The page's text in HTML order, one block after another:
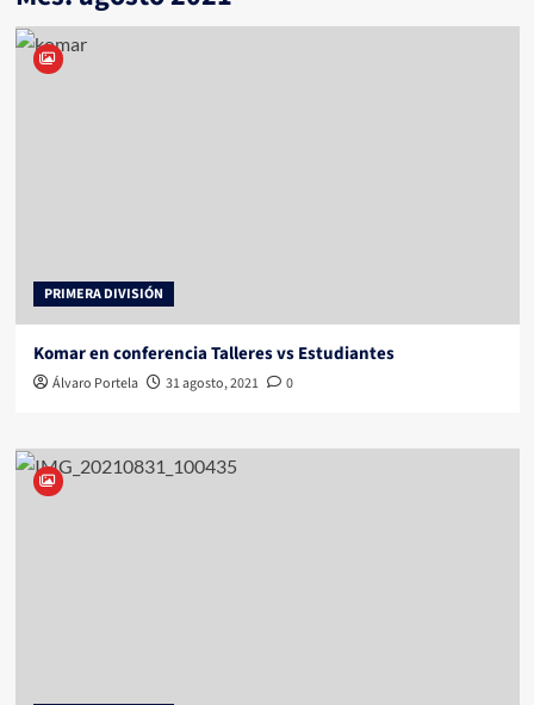
PRIMERA DIVISIÓN
Komar en conferencia Talleres vs Estudiantes
Álvaro Portela 31 agosto, 2021 0